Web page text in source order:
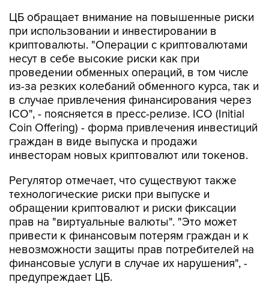
ЦБ обращает внимание на повышенные риски
при использовании и инвестировании в
криптовалюты. "Операции с криптовалютами
несут в себе высокие риски как при
проведении обменных операций, в том числе
из-за резких колебаний обменного курса, так и
в случае привлечения финансирования через
ICO", - поясняется в пресс-релизе. ICO (Initial
Coin Offering) - форма привлечения инвестиций
граждан в виде выпуска и продажи
инвесторам новых криптовалют или токенов.
Регулятор отмечает, что существуют также
технологические риски при выпуске и
обращении криптовалют и риски фиксации
прав на "виртуальные валюты". "Это может
привести к финансовым потерям граждан и к
невозможности защиты прав потребителей на
финансовые услуги в случае их нарушения", -
предупреждает ЦБ.